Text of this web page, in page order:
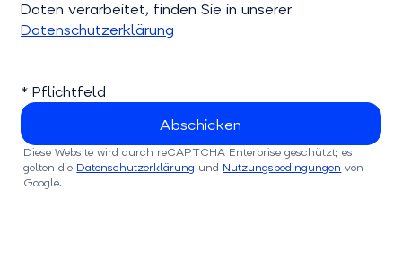
Daten verarbeitet, finden Sie in unserer
Datenschutzerklärung
* Pflichtfeld
Diese Website wird durch reCAPTCHA Enterprise geschützt; es
gelten die Datenschutzerklärung und Nutzungsbedingungen von
Google.